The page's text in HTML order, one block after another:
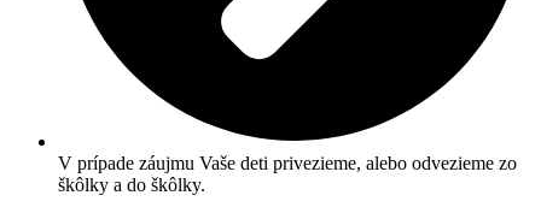
V prípade záujmu Vaše deti privezieme, alebo odvezieme zo
škôlky a do škôlky.